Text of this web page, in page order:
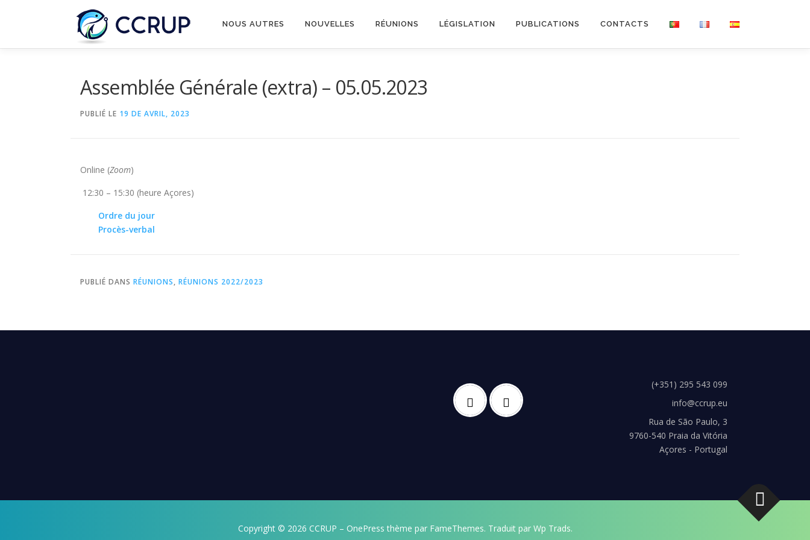
NOUS AUTRES NOUVELLES RÉUNIONS LÉGISLATION PUBLICATIONS CONTACTS
Assemblée Générale (extra) – 05.05.2023
PUBLIÉ LE 19 DE AVRIL, 2023
Online (Zoom)
12:30 – 15:30 (heure Açores)
Ordre du jour
Procès-verbal
PUBLIÉ DANS RÉUNIONS, RÉUNIONS 2022/2023
(+351) 295 543 099
info@ccrup.eu
Rua de São Paulo, 3
9760-540 Praia da Vitória
Açores - Portugal
Copyright © 2026 CCRUP – OnePress thème par FameThemes. Traduit par Wp Trads.